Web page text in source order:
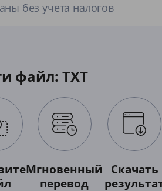
без учета налогов
файл: TXT
Мгновенный
перевод
Скачать